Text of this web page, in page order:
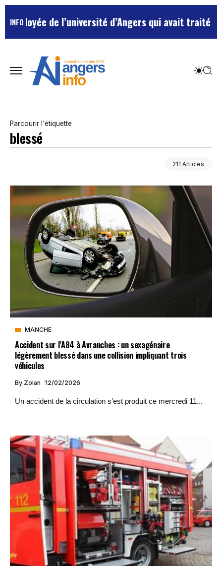
INFO
l’université d’Angers qui avait traité ses chefs de
Parcourir l'étiquette
blessé
211 Articles
MANCHE
Accident sur l’A84 à Avranches : un sexagénaire
légèrement blessé dans une collision impliquant trois
véhicules
By Zolan 12/02/2026
Un accident de la circulation s’est produit ce mercredi 11...